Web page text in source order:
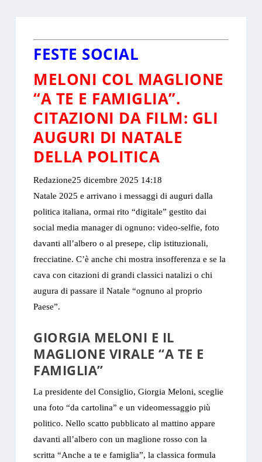
FESTE SOCIAL
MELONI COL MAGLIONE
“A TE E FAMIGLIA”.
CITAZIONI DA FILM: GLI
AUGURI DI NATALE
DELLA POLITICA
Redazione25 dicembre 2025 14:18
Natale 2025 e arrivano i messaggi di auguri dalla
politica italiana, ormai rito “digitale” gestito dai
social media manager di ognuno: video-selfie, foto
davanti all’albero o al presepe, clip istituzionali,
frecciatine. C’è anche chi mostra insofferenza e se la
cava con citazioni di grandi classici natalizi o chi
augura di passare il Natale “ognuno al proprio
Paese”.
GIORGIA MELONI E IL
MAGLIONE VIRALE “A TE E
FAMIGLIA”
La presidente del Consiglio, Giorgia Meloni, sceglie
una foto “da cartolina” e un videomessaggio più
politico. Nello scatto pubblicato al mattino appare
davanti all’albero con un maglione rosso con la
scritta “Anche a te e famiglia”, la classica formula